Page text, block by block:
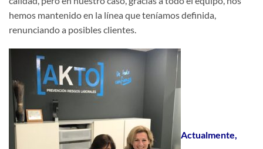
hemos mantenido en la línea que teníamos definida,
renunciando a posibles clientes.
Actualmente,